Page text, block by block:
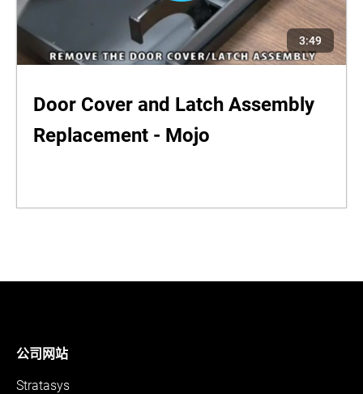
3:49
Door Cover and Latch Assembly
Replacement - Mojo
公司网站
Stratasys